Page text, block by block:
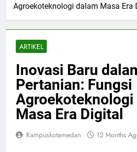
Agroekoteknologi dalam Masa Era
ARTIKEL
Inovasi Baru
Pertanian: Fungsi
Agroekoteknologi
Masa Era Digital
Kampuskotamedan 12 Months